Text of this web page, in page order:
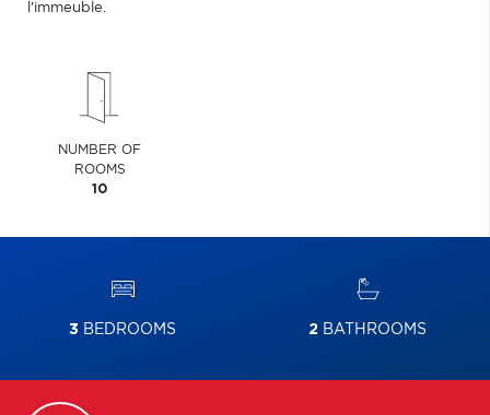
l'immeuble.
NUMBER OF
ROOMS
10
3 BEDROOMS 2 BATHROOMS